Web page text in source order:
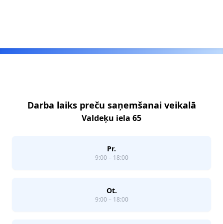
Darba laiks preču saņemšanai veikalā
Valdeķu iela 65
Pr.
9:00 – 18:00
Ot.
9:00 – 18:00